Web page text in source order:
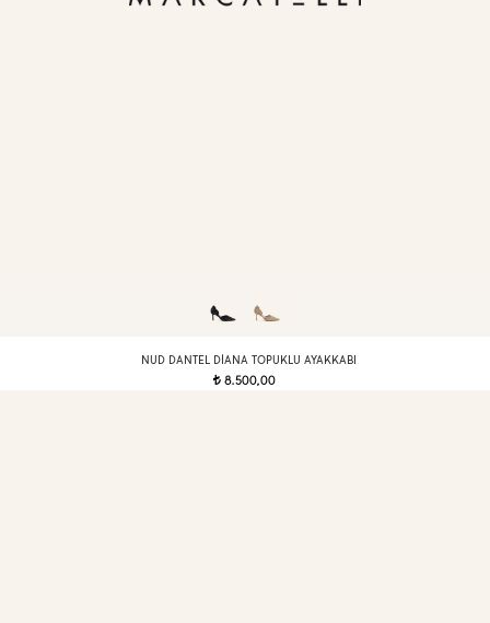
NUD DANTEL DIANA TOPUKLU AYAKKABI
t8.500,00